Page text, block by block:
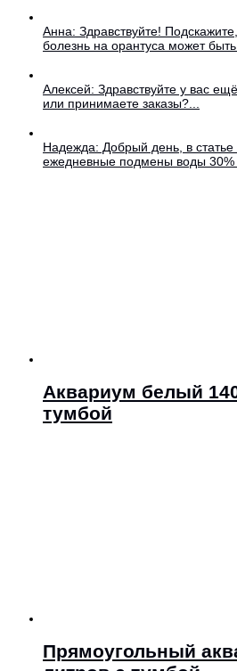
Анна: Здравствуйте!
болезнь на орантуса может быть
Алексей: Здравствуйте у вас
или принимаете заказы?...
Надежда: Добрый день, в
ежедневные подмены воды 30%
Аквариум белый
тумбой
Прямоугольный